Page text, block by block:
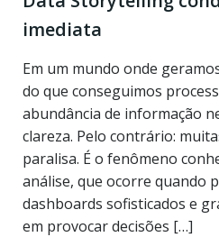
imediata
Em um mundo onde
do que conseguimos
abundância de informação
clareza. Pelo contrário:
paralisa. É o fenômeno
análise, que ocorre quando
dashboards sofisticados e
em provocar decisões […]